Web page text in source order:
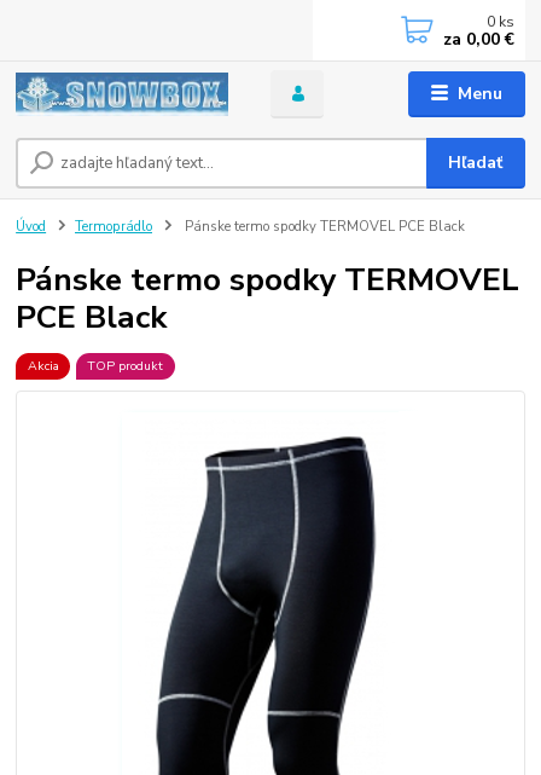
Menu
Hľadať
0 ks
za 0,00 €
Úvod Termoprádlo Pánske termo spodky TERMOVEL PCE Black
Pánske termo spodky TERMOVEL
PCE Black
Akcia TOP produkt